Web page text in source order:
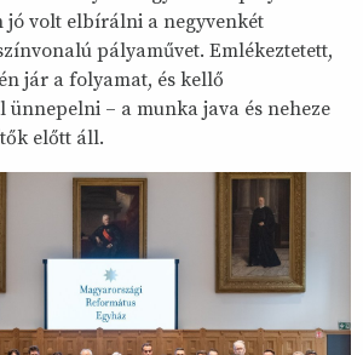
jó volt elbírálni a negyvenkét
pályaművet. Emlékeztetett,
jár a folyamat, és kellő
ünnepelni – a munka java és neheze
előtt áll.